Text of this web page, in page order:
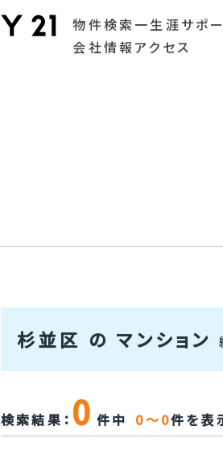
物件検索 一生涯サポ
会社情報アクセス
杉並区 の マンション
検索結果： 0 件中 0～0件を表